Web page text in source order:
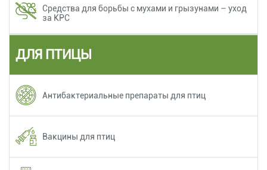
Средства для борьбы с мухами и грызунами – уход
за КРС
ДЛЯ ПТИЦЫ
Антибактериальные препараты для птиц
Вакцины для птиц